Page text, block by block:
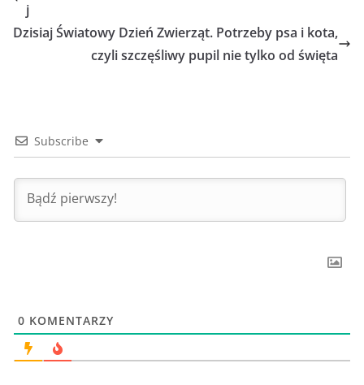
j
Dzisiaj Światowy Dzień Zwierząt. Potrzeby psa i kota,
czyli szczęśliwy pupil nie tylko od święta
Subscribe
0 KOMENTARZY